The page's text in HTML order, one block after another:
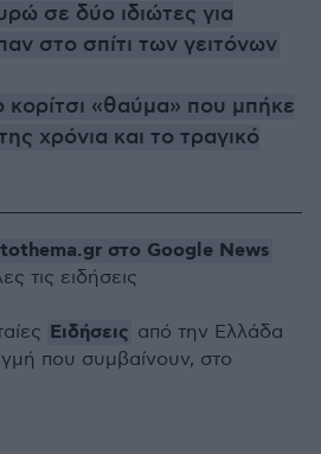
σε δύο ιδιώτες για
στο σπίτι των γειτόνων
«θαύμα» που μπήκε
χρόνια και το τραγικό
στο Google News
τις ειδήσεις
Ειδήσεις από την Ελλάδα
που συμβαίνουν, στο